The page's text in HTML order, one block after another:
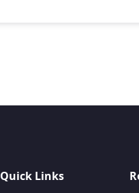
Quick Links